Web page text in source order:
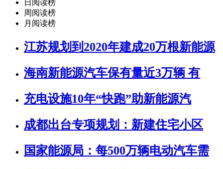
日阅读榜
周阅读榜
月阅读榜
江苏规划到2020年建成20万根新能源
海南新能源汽车保有量近3万辆 有
充电设施10年“快跑”助新能源汽
成都出台专项规划：新建住宅小区
国家能源局：每500万辆电动汽车需